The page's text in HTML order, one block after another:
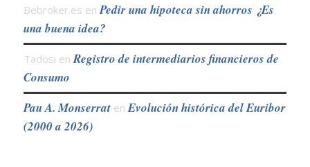
Bebroker.es en Pedir una hipoteca sin ahorros ¿Es
una buena idea?
Tadosi en Registro de intermediarios financieros de
Consumo
Pau A. Monserraten Evolución histórica del Euribor
(2000 a 2026)